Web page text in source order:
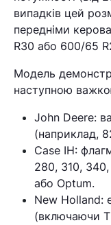
Кошик
У кошику
випадків цей
передніми
R30 або 600/65
Модель
наступною
John Deere:
(наприклад,
Case IH:
280, 310, 340,
або Optum.
New Holland:
(включаючи